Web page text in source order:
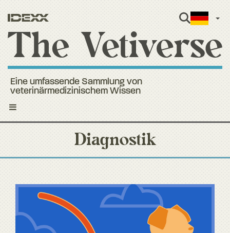
Toggle
Eine umfassende Sammlung von
veterinärmedizinischem Wissen
Diagnostik